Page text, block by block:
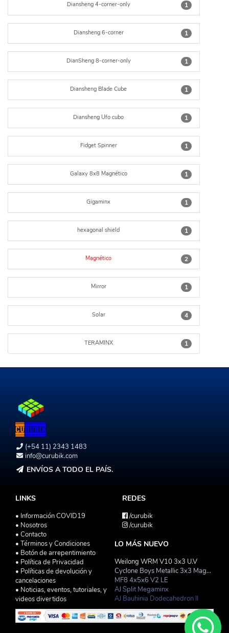
1
Diansheng 4-corner-only
1
Diansheng 6-corner
1
DianSheng 8-corner-only
1
Diansheng Blade Cube
1
Diansheng Ufo cubo
1
Fidget Spinner
1
Galaxy 8x8 Magnético
1
Gigaminx
1
hexagonal shield
2
Magnético
1
Mirror
4
Solar
1
TERAMINX
(+54 11) 2343 1483
info@curubik.com
ENVÍOS A TODO EL PAÍS.
LINKS
• Información COVID19
• Nosotros
• Contacto
• Términos y Condiciones
• Botón de arrepentimiento
• Política de Privacidad
• Políticas de devolución y
cancelaciones
• Noticias, eventos, tutoriales, y
videos divertidos
REDES
/curubik
/curubik
LO MÁS NUEVO
Weilong WRM V10 3x3 U.V
Cyclone Boys Metallic 3x3 Magnetico Macaron
MF8 4x5x6 V2 LE
AJ Split Megaminx
AJ Bauhinia Dodecahedron II